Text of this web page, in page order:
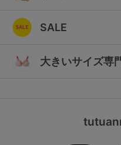
SALE
大きいサイズ専